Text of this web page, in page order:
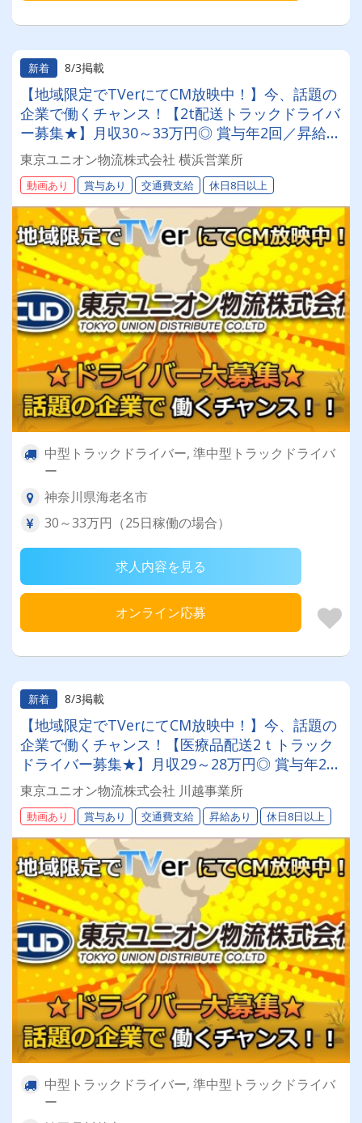
新着 8/3掲載
【地域限定でTVerにてCM放映中！】今、話題の
企業で働くチャンス！【2t配送トラックドライバ
ー募集★】月収30～33万円◎ 賞与年2回／昇給有
／福利厚生充実／仕事量安定／未経験歓迎◎【年
間休日113日以上】連休もあり◎プライベート充
実可◎「安心・安全」で働く。東京ユニオン物流
でドライバーライフを送りませんか？
東京ユニオン物流株式会社 横浜営業所
動画あり 賞与あり 交通費支給 休日8日以上
中型トラックドライバー, 準中型トラックドライバ
ー
神奈川県海老名市
30～33万円（25日稼働の場合）
求人内容を見る
オンライン応募
新着 8/3掲載
【地域限定でTVerにてCM放映中！】今、話題の
企業で働くチャンス！【医療品配送2ｔトラック
ドライバー募集★】月収29～28万円◎ 賞与年2回
／昇給有／福利厚生充実／仕事量安定／未経験歓
迎◎【年間休日113日以上】連休もあり◎プライ
ベート充実可◎「安心・安全」で働く。東京ユニ
オン物流でドライバーライフを送りませんか？
東京ユニオン物流株式会社 川越事業所
動画あり 賞与あり 交通費支給 昇給あり 休日8日以上
中型トラックドライバー, 準中型トラックドライバ
ー